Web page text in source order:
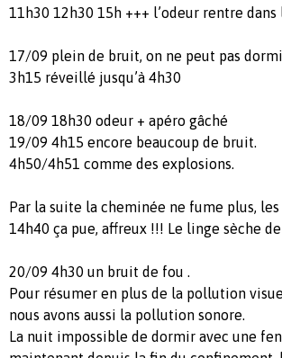
11h30 12h30 15h +++ l’odeur rentre dans
17/09 plein de bruit, on ne peut pas
3h15 réveillé jusqu’à 4h30
18/09 18h30 odeur + apéro gâché
19/09 4h15 encore beaucoup de bruit.
4h50/4h51 comme des explosions.
Par la suite la cheminée ne fume plus,
14h40 ça pue, affreux !!! Le linge sèche
20/09 4h30 un bruit de fou .
Pour résumer en plus de la pollution
nous avons aussi la pollution sonore.
La nuit impossible de dormir avec une